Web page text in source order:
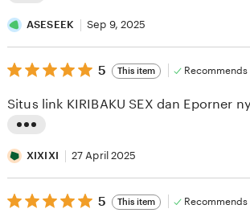
i
s
t
n
r
e
v
ASESEEK Sep 9, 2025
5
out
5
stars
5 This item Recommends
i
s
t
Situs link KIRIBAKU SEX dan Eporner
XIXIXI 27 April 2025
5
out
5 This item Recommends